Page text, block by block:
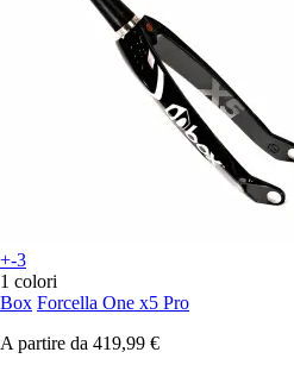
+-3
1 colori
Box Forcella One x5 Pro
A partire da 419,99 €